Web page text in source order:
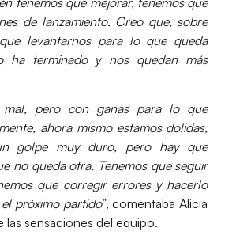
de lanzamiento. Creo que, sobre
levantarnos para lo que queda
ha terminado y nos quedan más
mal, pero con ganas para lo que
ahora mismo estamos dolidas,
golpe muy duro, pero hay que
no queda otra. Tenemos que seguir
que corregir errores y hacerlo
próximo partido”, comentabaAlicia
las sensaciones del equipo.